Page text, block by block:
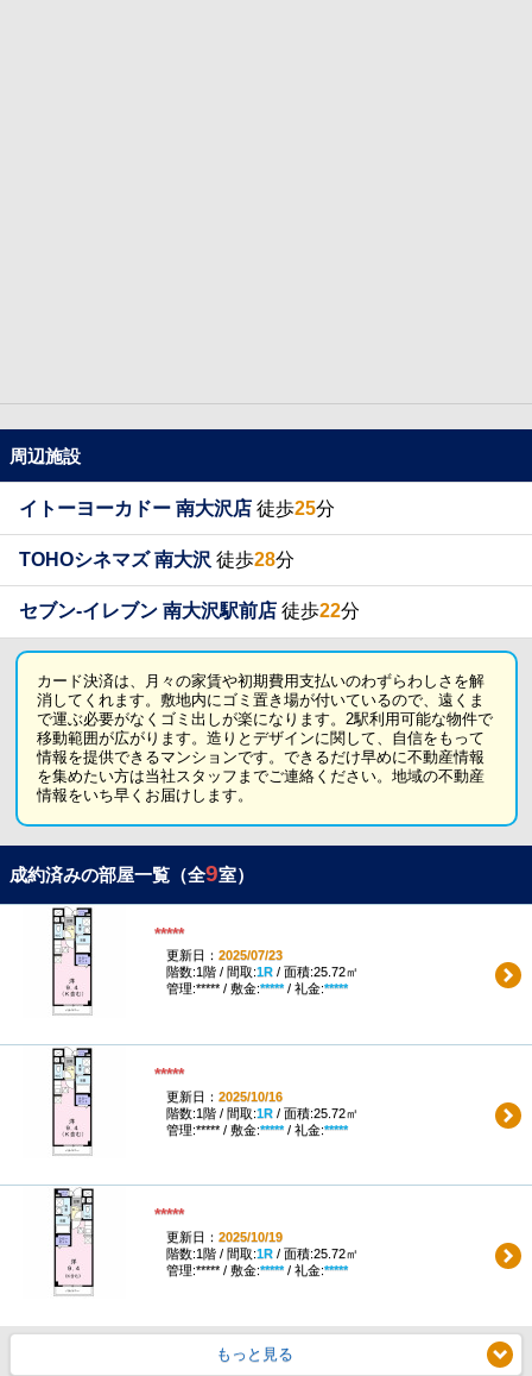
周辺施設
イトーヨーカドー 南大沢店 徒歩25分
TOHOシネマズ 南大沢 徒歩28分
セブン-イレブン 南大沢駅前店 徒歩22分
カード決済は、月々の家賃や初期費用支払いのわずらわしさを解
消してくれます。敷地内にゴミ置き場が付いているので、遠くま
で運ぶ必要がなくゴミ出しが楽になります。2駅利用可能な物件で
移動範囲が広がります。造りとデザインに関して、自信をもって
情報を提供できるマンションです。できるだけ早めに不動産情報
を集めたい方は当社スタッフまでご連絡ください。地域の不動産
情報をいち早くお届けします。
成約済みの部屋一覧（全9室）
*****
更新日： 2025/07/23
階数:1階 / 間取:1R/ 面積:25.72㎡
管理:***** / 敷金:*****/ 礼金:*****
*****
更新日： 2025/10/16
階数:1階 / 間取:1R/ 面積:25.72㎡
管理:***** / 敷金:*****/ 礼金:*****
*****
更新日： 2025/10/19
階数:1階 / 間取:1R/ 面積:25.72㎡
管理:***** / 敷金:*****/ 礼金:*****
もっと見る